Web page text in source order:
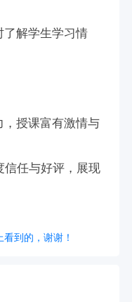
解学生学习情
授课富有激情与
信任与好评，展现
看到的，谢谢！